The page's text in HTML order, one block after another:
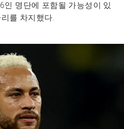
인 명단에 포함될 가능성이 있
를 차지했다.